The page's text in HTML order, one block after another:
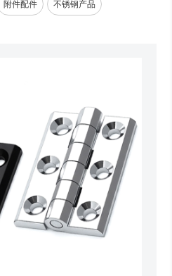
附件配件 不锈钢产品